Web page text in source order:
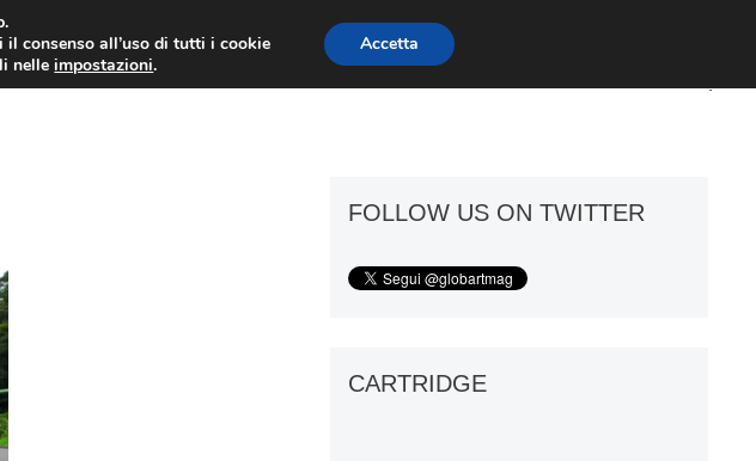
ART GOSSIP FIERE GALLERIE
FOLLOW US ON TWITTER
CARTRIDGE
consenso all’uso di tutti i cookie
nelleimpostazioni.
Accetta